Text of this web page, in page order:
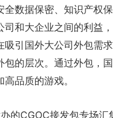
数据保密、知识产权
和大企业之间的利益
引国外大公司外包需
的层次。通过外包，
品质的游戏。
的CGOC接发包专场